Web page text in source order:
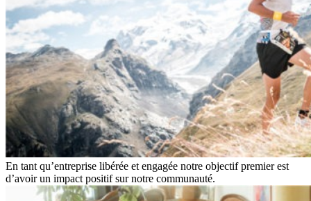
En tant qu’entreprise libérée et engagée notre objectif premier est
d’avoir un impact positif sur notre communauté.